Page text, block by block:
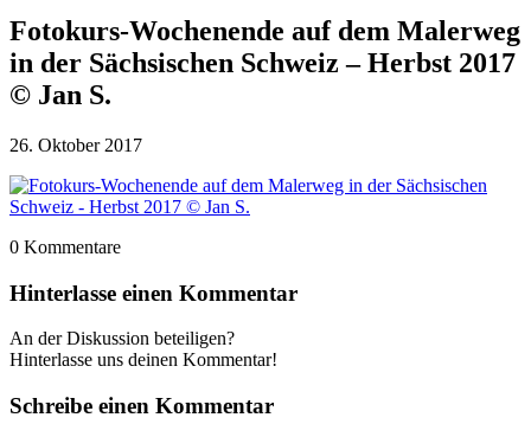
Fotokurs-Wochenende auf dem Malerweg
in der Sächsischen Schweiz – Herbst 2017
© Jan S.
26. Oktober 2017
0 Kommentare
Hinterlasse einen Kommentar
An der Diskussion beteiligen?
Hinterlasse uns deinen Kommentar!
Schreibe einen Kommentar